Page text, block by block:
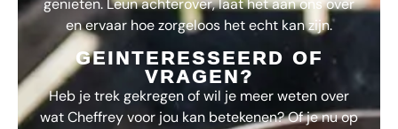
genieten. Leun achterover, laat het aan ons over
en ervaar hoe zorgeloos het echt kan zijn.
GEINTERESSEERD OF
VRAGEN?
Heb je trek gekregen of wil je meer weten over
watCheffreyvoor jou kan betekenen? Of je nu op